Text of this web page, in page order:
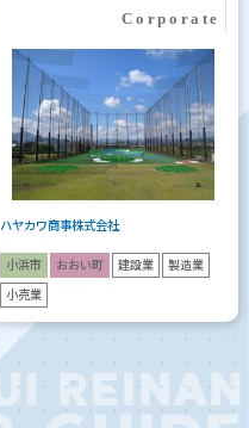
ハヤカワ商事株式会社
小浜市 おおい町 建設業 製造業
小売業